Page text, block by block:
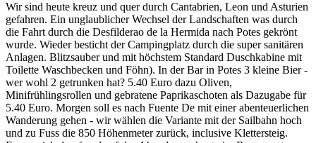
Wir sind heute kreuz und quer durch Cantabrien, Leon und Asturien
gefahren. Ein unglaublicher Wechsel der Landschaften was durch
die Fahrt durch die Desfilderao de la Hermida nach Potes gekrönt
wurde. Wieder besticht der Campingplatz durch die super sanitären
Anlagen. Blitzsauber und mit höchstem Standard Duschkabine mit
Toilette Waschbecken und Föhn). In der Bar in Potes 3 kleine Bier -
wer wohl 2 getrunken hat? 5.40 Euro dazu Oliven,
Minifrühlingsrollen und gebratene Paprikaschoten als Dazugabe für
5.40 Euro. Morgen soll es nach Fuente De mit einer abenteuerlichen
Wanderung gehen - wir wählen die Variante mit der Sailbahn hoch
und zu Fuss die 850 Höhenmeter zurück, inclusive Klettersteig.